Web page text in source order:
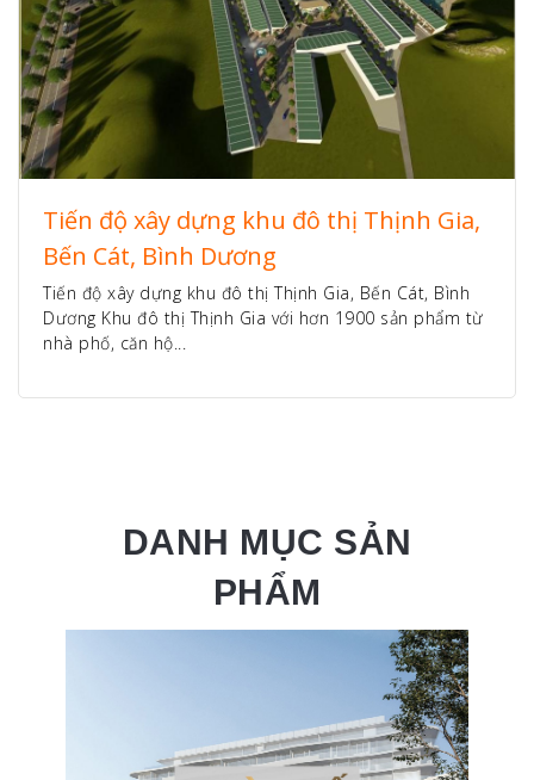
Tiến độ xây dựng khu đô thị Thịnh Gia,
Bến Cát, Bình Dương
Tiến độ xây dựng khu đô thị Thịnh Gia, Bến Cát, Bình
Dương Khu đô thị Thịnh Gia với hơn 1900 sản phẩm từ
nhà phố, căn hộ...
DANH MỤC SẢN
PHẨM